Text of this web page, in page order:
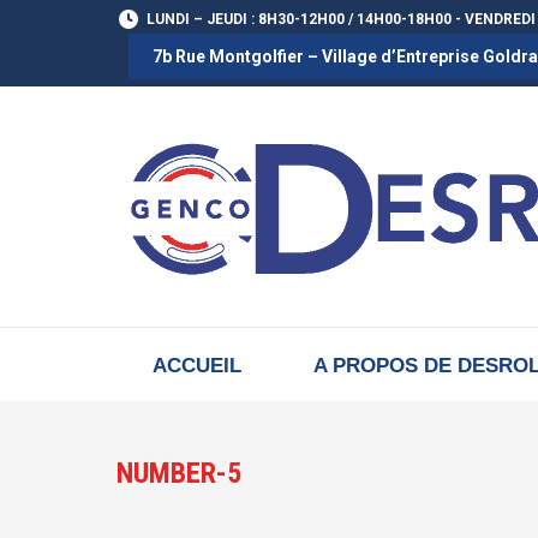
LUNDI – JEUDI : 8H30-12H00 / 14H00-18H00 -
7b Rue Montgolfier – Village d’Entreprise
ACCUEIL A PROPOS DE
NUMBER-5